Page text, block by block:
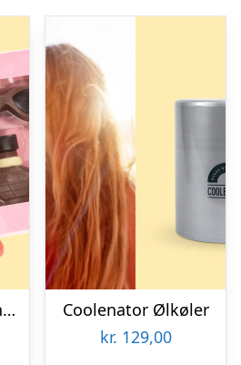
Chokoladeæske Shopping
Coolenator Ølkøler
kr. 129,00